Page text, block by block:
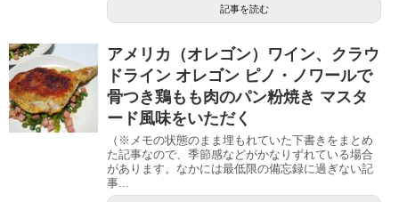
記事を読む
アメリカ（オレゴン）ワイン、クラウ
ドライン オレゴン ピノ・ノワールで
骨つき鶏もも肉のパン粉焼き マスタ
ード風味をいただく
（※メモの状態のまま埋もれていた下書きをまとめ
た記事なので、季節感などがかなりずれている場合
があります。なかには最低限の備忘録に過ぎない記
事...